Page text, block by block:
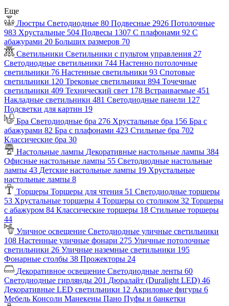
Еще
Люстры Светодиодные 80 Подвесные 2926 Потолочные
983 Хрустальные 504 Подвесы 1307 С плафонами 92 С
абажурами 20 Больших размеров 70
Светильники Светильники с пультом управления 27
Светодиодные светильники 744 Настенно потолочные
светильники 76 Настенные светильники 93 Спотовые
светильники 120 Трековые светильники 894 Точечные
светильники 409 Технический свет 178 Встраиваемые 451
Накладные светильники 481 Светодиодные панели 127
Подсветки для картин 19
Бра Светодиодные бра 276 Хрустальные бра 156 Бра с
абажурами 82 Бра с плафонами 423 Стильные бра 702
Классические бра 30
Настольные лампы Декоративные настольные лампы 384
Офисные настольные лампы 55 Светодиодные настольные
лампы 43 Детские настольные лампы 19 Хрустальные
настольные лампы 8
Торшеры Торшеры для чтения 51 Светодиодные торшеры
53 Хрустальные торшеры 4 Торшеры со столиком 32 Торшеры
с абажуром 84 Классические торшеры 18 Стильные торшеры
44
Уличное освещение Светодиодные уличные светильники
108 Настенные уличные фонари 275 Уличные потолочные
светильники 26 Уличные наземные светильники 195
Фонарные столбы 38 Прожекторы 24
Декоративное освещение Светодиодные ленты 60
Светодиодные гирлянды 201 Дюралайт (Duralight LED) 46
Декоративные LED светильники 12 Акриловые фигуры 6
Мебель Консоли Манекены Пано Пуфы и банкетки